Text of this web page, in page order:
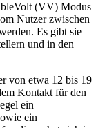
(VV) Modus
Nutzer zwischen
Es gibt sie
und in den
von etwa 12 bis 19
Kontakt für den
ein
ein